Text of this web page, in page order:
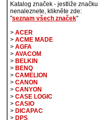
Katalog značek - jestliže značku
nenaleznete, klikněte zde:
"seznam všech značek"
> ACER
> ACME MADE
> AGFA
> AVACOM
> BELKIN
> BENQ
> CAMELION
> CANON
> CANYON
> CASE LOGIC
> CASIO
> DICAPAC
> DPS